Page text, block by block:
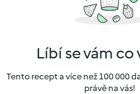
Líbí se vám co
Tento recept a více než 100 000
právě na vás!